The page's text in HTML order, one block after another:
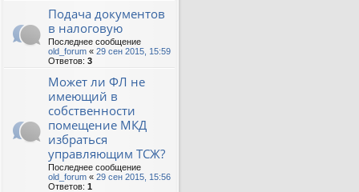
Подача документов
в налоговую
Последнее сообщение
old_forum « 29 сен 2015, 15:59
Ответов: 3
Может ли ФЛ не
имеющий в
собственности
помещение МКД
избраться
управляющим ТСЖ?
Последнее сообщение
old_forum « 29 сен 2015, 15:56
Ответов: 1